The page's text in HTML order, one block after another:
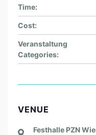
Time:
Cost:
Veranstaltung
Categories:
VENUE
Festhalle PZN